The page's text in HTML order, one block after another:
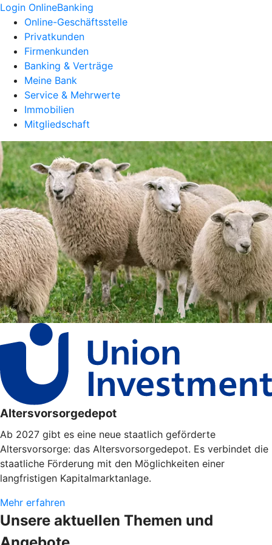
Login OnlineBanking
Online-Geschäftsstelle
Privatkunden
Firmenkunden
Banking & Verträge
Meine Bank
Service & Mehrwerte
Immobilien
Mitgliedschaft
Altersvorsorgedepot
Ab 2027 gibt es eine neue staatlich geförderte
Altersvorsorge: das Altersvorsorgedepot. Es verbindet die
staatliche Förderung mit den Möglichkeiten einer
langfristigen Kapitalmarktanlage.
Mehr erfahren
Unsere aktuellen Themen und